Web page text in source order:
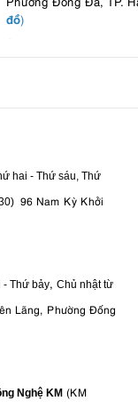
đồ)
hai - Thứ sáu, Thứ
) 96 Nam Kỳ Khởi
- Thứ bảy, Chủ nhật từ
Lãng, Phường Đống
Nghệ KM (KM